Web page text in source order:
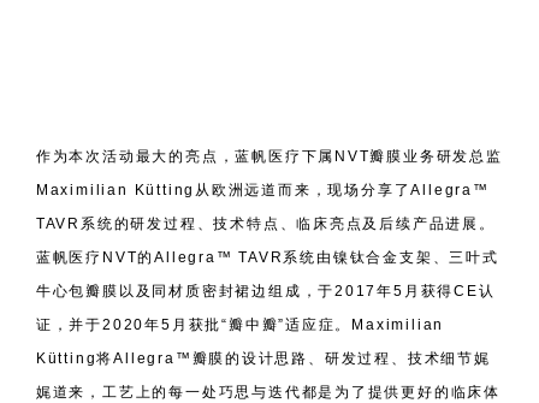
作为本次活动最大的亮点，蓝帆医疗下属NVT瓣膜业务研发总监
Maximilian Kütting从欧洲远道而来，现场分享了Allegra™
TAVR系统的研发过程、技术特点、临床亮点及后续产品进展。
蓝帆医疗NVT的Allegra™ TAVR系统由镍钛合金支架、三叶式
牛心包瓣膜以及同材质密封裙边组成，于2017年5月获得CE认
证，并于2020年5月获批“瓣中瓣”适应症。Maximilian
Kütting将Allegra™瓣膜的设计思路、研发过程、技术细节娓
娓道来，工艺上的每一处巧思与迭代都是为了提供更好的临床体